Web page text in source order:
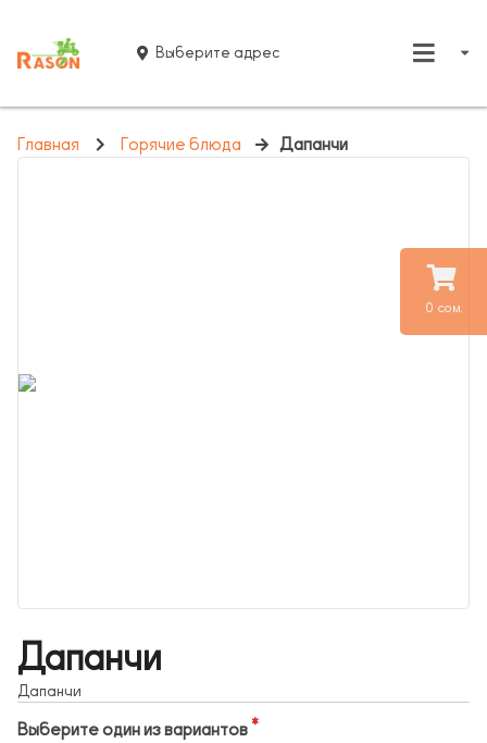
0 сом.
Выберите адрес
Главная Горячие блюда Дапанчи
Дапанчи
Дапанчи
Выберите один из вариантов